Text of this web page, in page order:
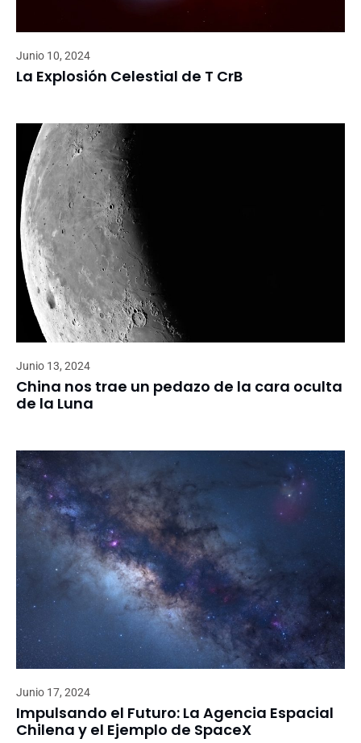
Junio 10, 2024
La Explosión Celestial de T CrB
Junio 13, 2024
China nos trae un pedazo de la cara oculta
de la Luna
Junio 17, 2024
Impulsando el Futuro: La Agencia Espacial
Chilena y el Ejemplo de SpaceX